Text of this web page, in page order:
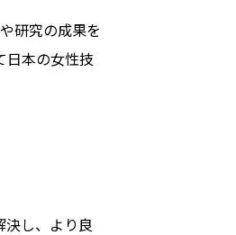
研究の成果を
日本の女性技
決し、より良